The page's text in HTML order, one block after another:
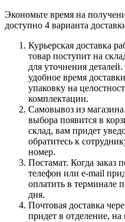
Экономьте время на
доступно 4 варианта
Курьерская доставка
товар поступит на
для уточнения
удобное время
упаковку на
комплектации.
Самовывоз из
выбора появится в
склад, вам придет
обратитесь к
номер.
Постамат. Когда заказ
телефон или e-mail
оплатить в терминале
дня.
Почтовая доставка
придет в отделение,